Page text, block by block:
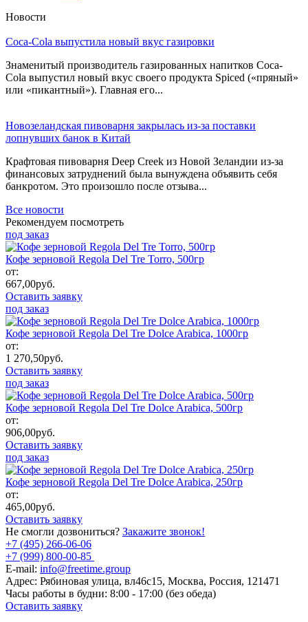
Новости
Coca-Cola выпустила новый вкус газировки
Знаменитый производитель газированных напитков Coca-
Cola выпустил новый вкус своего продукта Spiced («пряный»
или «пикантный»). Главная его...
Новозеландская пивоварня закрылась из-за поставки
лопнувших банок в Китай
Крафтовая пивоварня Deep Creek из Новой Зеландии из-за
финансовых затруднений была вынуждена объявить себя
банкротом. Это произошло после отзыва...
Все новости
Рекомендуем посмотреть
под заказ
Кофе зерновой Regola Del Tre Torro, 500гр
от:
667,00руб.
Оставить заявку
под заказ
Кофе зерновой Regola Del Tre Dolce Arabica, 1000гр
от:
1 270,50руб.
Оставить заявку
под заказ
Кофе зерновой Regola Del Tre Dolce Arabica, 500гр
от:
906,00руб.
Оставить заявку
под заказ
Кофе зерновой Regola Del Tre Dolce Arabica, 250гр
от:
465,00руб.
Оставить заявку
Не смогли дозвониться? Закажите звонок!
+7 (495) 266-06-06
+7 (999) 800-00-85
E-mail: info@freetime.group
Адрес: Рябиновая улица, вл46с15, Москва, Россия, 121471
Часы работы в будни: 8:00 - 17:00 (без обеда)
Оставить заявку